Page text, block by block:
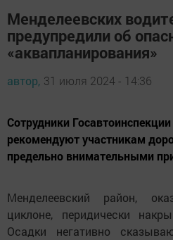
Менделеевских
предупредили об
«аквапланирования»
автор, 31 июля 2024 - 14:36
Сотрудники
рекомендуют участникам
предельно внимательными
Менделеевский район,
циклоне, перидически
Осадки негативно